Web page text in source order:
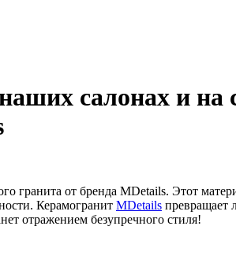
салонах и на
гранита от бренда MDetails. Этот
Керамогранит MDetails превращает
отражением безупречного стиля!